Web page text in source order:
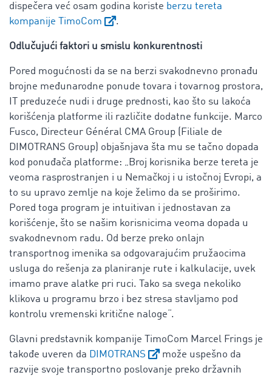
dispečera već osam godina koriste berzu tereta
kompanije TimoCom
.
Odlučujući faktori u smislu konkurentnosti
Pored mogućnosti da se na berzi svakodnevno pronađu
brojne međunarodne ponude tovara i tovarnog prostora,
IT preduzeće nudi i druge prednosti, kao što su lakoća
korišćenja platforme ili različite dodatne funkcije. Marco
Fusco, Directeur Général CMA Group (Filiale de
DIMOTRANS Group) objašnjava šta mu se tačno dopada
kod ponuđača platforme: „Broj korisnika berze tereta je
veoma rasprostranjen i u Nemačkoj i u istočnoj Evropi, a
to su upravo zemlje na koje želimo da se proširimo.
Pored toga program je intuitivan i jednostavan za
korišćenje, što se našim korisnicima veoma dopada u
svakodnevnom radu. Od berze preko onlajn
transportnog imenika sa odgovarajućim pružaocima
usluga do rešenja za planiranje rute i kalkulacije, uvek
imamo prave alatke pri ruci. Tako sa svega nekoliko
klikova u programu brzo i bez stresa stavljamo pod
kontrolu vremenski kritične naloge“.
Glavni predstavnik kompanije TimoCom Marcel Frings je
takođe uveren da DIMOTRANS
može uspešno da
razvije svoje transportno poslovanje preko državnih